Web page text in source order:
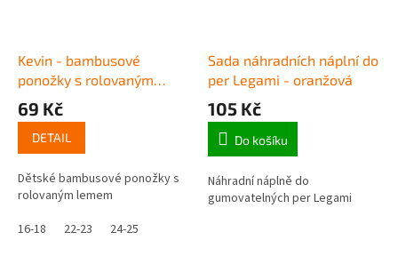
Kevin - bambusové
ponožky s rolovaným
lemem
69 Kč
DETAIL
Dětské bambusové ponožky s
rolovaným lemem
16-18
22-23 24-25
Sada náhradních náplní do
per Legami - oranžová
105 Kč
Do košíku
Náhradní náplně do
gumovatelných per Legami